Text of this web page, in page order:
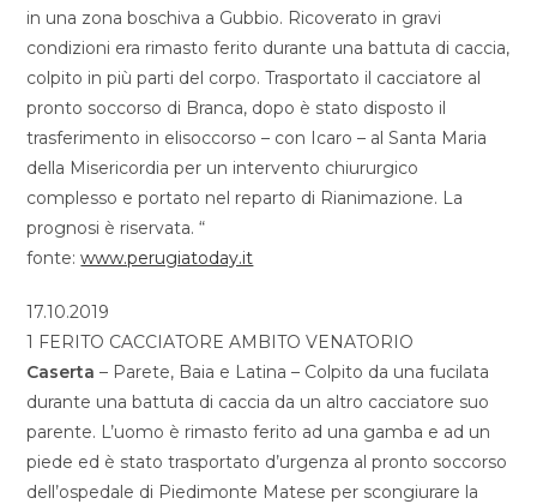
in una zona boschiva a Gubbio. Ricoverato in gravi
condizioni era rimasto ferito durante una battuta di caccia,
colpito in più parti del corpo. Trasportato il cacciatore al
pronto soccorso di Branca, dopo è stato disposto il
trasferimento in elisoccorso – con Icaro – al Santa Maria
della Misericordia per un intervento chiururgico
complesso e portato nel reparto di Rianimazione. La
prognosi è riservata. “
fonte:www.perugiatoday.it
17.10.2019
1 FERITO CACCIATORE AMBITO VENATORIO
Caserta – Parete, Baia e Latina – Colpito da una fucilata
durante una battuta di caccia da un altro cacciatore suo
parente. L’uomo è rimasto ferito ad una gamba e ad un
piede ed è stato trasportato d’urgenza al pronto soccorso
dell’ospedale di Piedimonte Matese per scongiurare la